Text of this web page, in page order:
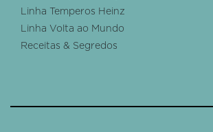
Linha Temperos Heinz
Linha Volta ao Mundo
Receitas & Segredos